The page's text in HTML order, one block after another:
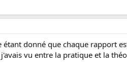
étant donné que chaque rapport
vu entre la pratique et la